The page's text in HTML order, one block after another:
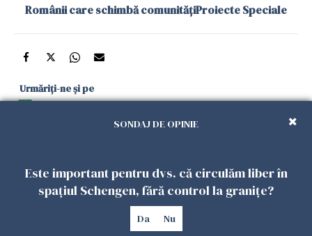
Românii care schimbă comunitățiProiecte Speciale
Urmăriți-ne și pe
și în aplicațiile mobile
Politica de
confidențialitate
Politica
Cookies
Gestionați
Contact
Declarație de
accesibilitate
Copyright 2026. Toate drepturile rezervate.
SONDAJ DE OPINIE
Este important pentru dvs. că circulăm liber în
spațiul Schengen, fără control la granițe?
Da Nu